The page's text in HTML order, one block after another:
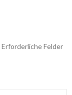
Erforderliche Felder